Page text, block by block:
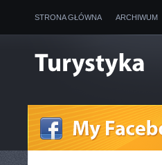
STRONA GŁÓWNA ARCHIWUM